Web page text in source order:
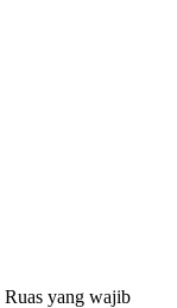
Ruas yang wajib